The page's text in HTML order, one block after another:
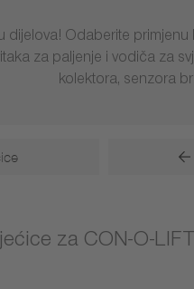
Odaberite primjenu
za paljenje i vodiča za
kolektora, senzora
za CON-O-